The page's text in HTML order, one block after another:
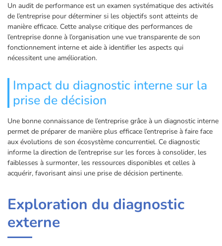
Un audit de performance est un examen systématique des activités
de l’entreprise pour déterminer si les objectifs sont atteints de
manière efficace. Cette analyse critique des performances de
l’entreprise donne à l’organisation une vue transparente de son
fonctionnement interne et aide à identifier les aspects qui
nécessitent une amélioration.
Impact du diagnostic interne sur la
prise de décision
Une bonne connaissance de l’entreprise grâce à un diagnostic interne
permet de préparer de manière plus efficace l’entreprise à faire face
aux évolutions de son écosystème concurrentiel. Ce diagnostic
informe la direction de l’entreprise sur les forces à consolider, les
faiblesses à surmonter, les ressources disponibles et celles à
acquérir, favorisant ainsi une prise de décision pertinente.
Exploration du diagnostic
externe